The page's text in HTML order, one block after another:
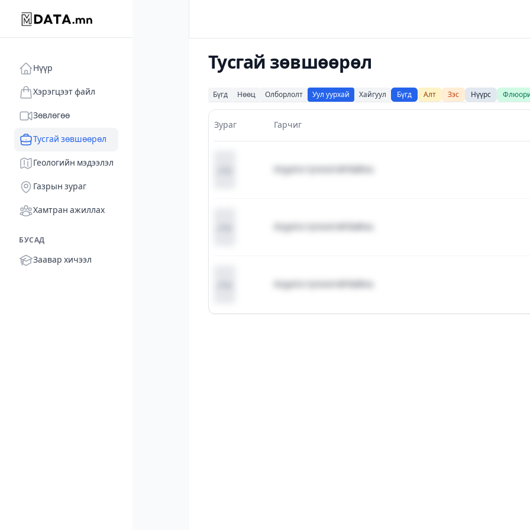
Тусгай зөвшөөрөл
Бүгд Нөөц Олборлолт Уул уурхай Хайгуул Бүгд Алт Зэс Нүүрс
Зураг Гарчиг
Нүүр
Хэрэгцээт файл
Зөвлөгөө
Тусгай зөвшөөрөл
Геологийн мэдээлэл
Газрын зураг
Хамтран ажиллах
БУСАД
Заавар хичээл